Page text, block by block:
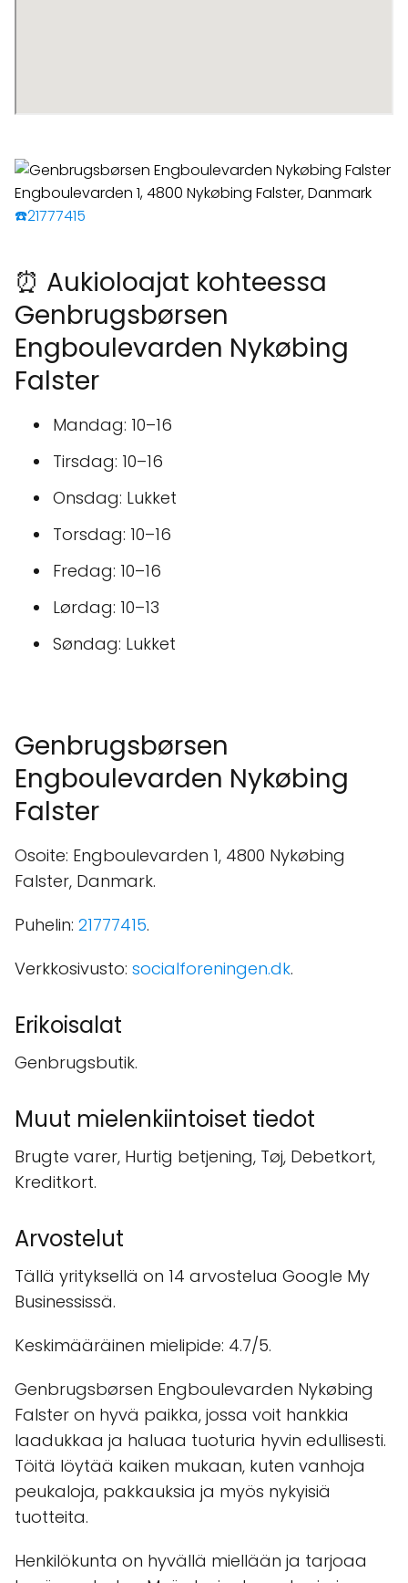
☎️21777415
⏰ Aukioloajat kohteessa
Genbrugsbørsen
Engboulevarden Nykøbing
Falster
Mandag: 10–16
Tirsdag: 10–16
Onsdag: Lukket
Torsdag: 10–16
Fredag: 10–16
Lørdag: 10–13
Søndag: Lukket
Genbrugsbørsen
Engboulevarden Nykøbing
Falster
Osoite: Engboulevarden 1, 4800 Nykøbing
Falster, Danmark.
Puhelin: 21777415.
Verkkosivusto: socialforeningen.dk.
Erikoisalat
Genbrugsbutik.
Muut mielenkiintoiset tiedot
Brugte varer, Hurtig betjening, Tøj, Debetkort,
Kreditkort.
Arvostelut
Tällä yrityksellä on 14 arvostelua Google My
Businessissä.
Keskimääräinen mielipide: 4.7/5.
Genbrugsbørsen Engboulevarden Nykøbing
Falster on hyvä paikka, jossa voit hankkia
laadukkaa ja haluaa tuoturia hyvin edullisesti.
Töitä löytää kaiken mukaan, kuten vanhoja
peukaloja, pakkauksia ja myös nykyisiä
tuotteita.
Henkilökunta on hyvällä miellään ja tarjoaa